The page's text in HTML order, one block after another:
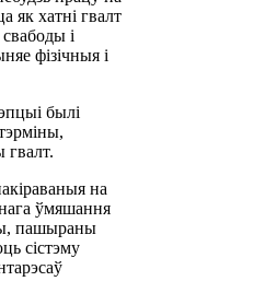
як хатні гвалт
і
фізічныя і
былі
гвалт.
на
ўмяшання
пашыраны
сістэму